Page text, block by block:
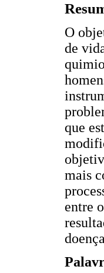
O
de
que
mais
entre